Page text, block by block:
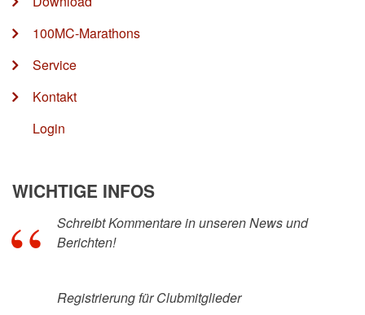
100MC-Marathons
Service
Kontakt
Login
WICHTIGE INFOS
Schreibt Kommentare in unseren News und
Berichten!
Registrierung für Clubmitglieder